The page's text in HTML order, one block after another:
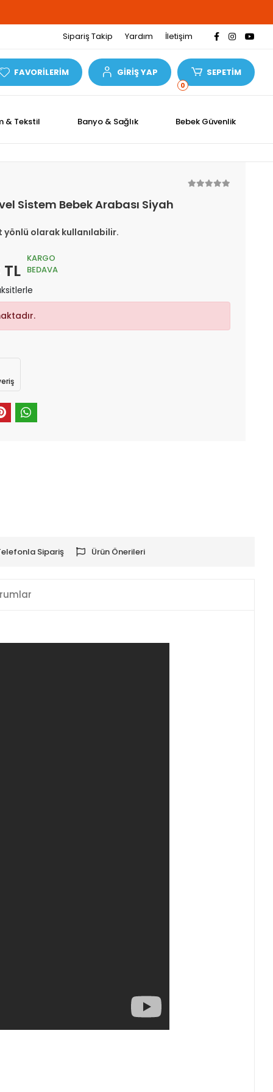
Sipariş Takip Yardım İletişim
FAVORİLERİM GİRİŞ YAP
0
SEPETİM
& Tekstil Banyo & Sağlık Bebek Güvenlik
Sistem Bebek Arabası Siyah
olarak kullanılabilir.
KARGO
BEDAVA
Sipariş Ürün Önerileri